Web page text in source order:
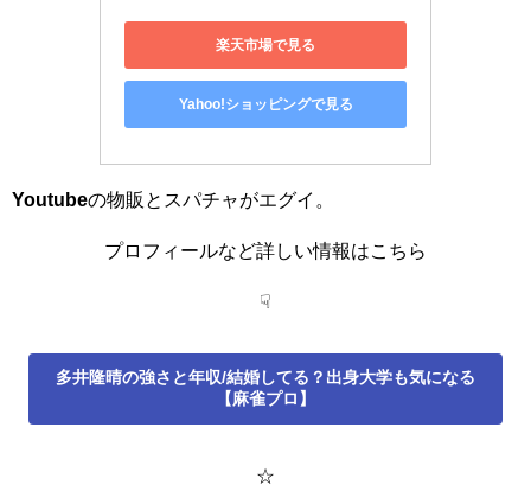
楽天市場で見る
Yahoo!ショッピングで見る
Youtubeの物販とスパチャがエグイ。
プロフィールなど詳しい情報はこちら
☟
多井隆晴の強さと年収/結婚してる？出身大学も気になる
【麻雀プロ】
☆